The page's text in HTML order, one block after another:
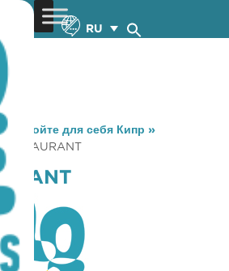
RU
Откройте для себя Кипр »
RESTAURANT